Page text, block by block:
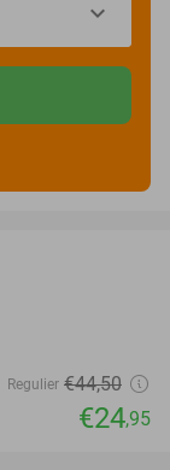
Regulier €44,50
€24,95